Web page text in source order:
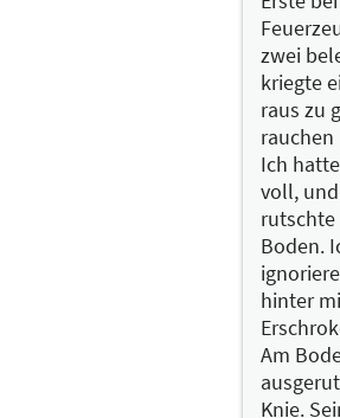
zwei
kriegte
raus zu
Ich
voll,
rutschte
Boden.
hinter
Am
Knie.